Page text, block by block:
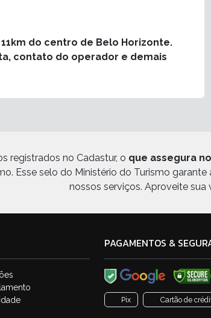
do centro de Belo Horizonte.
contato do operador e demais
registrados no Cadastur, o que assegura
Esse selo do Ministério do Turismo
nossos serviços. Aproveite
PAGAMENTOS &
Pix Cartão de